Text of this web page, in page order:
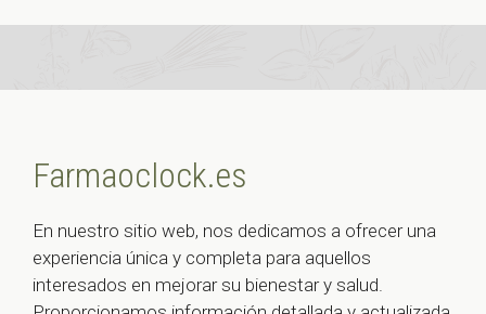
Farmaoclock.es
En nuestro sitio web, nos dedicamos a ofrecer una
experiencia única y completa para aquellos
interesados en mejorar su bienestar y salud.